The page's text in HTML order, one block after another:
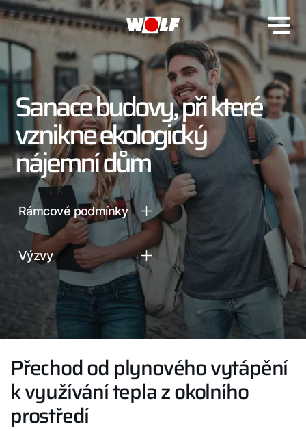
Sanace budovy, při které
vznikne ekologický
nájemní dům
Rámcové podmínky
Výzvy
Přechod od plynového vytápění
k využívání tepla z okolního
prostředí